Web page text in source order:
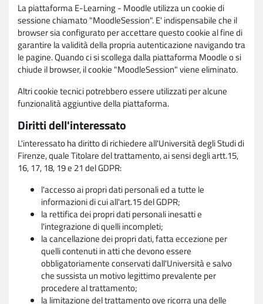
La piattaforma E-Learning - Moodle utilizza un cookie di
sessione chiamato "MoodleSession". E' indispensabile che il
browser sia configurato per accettare questo cookie al fine di
garantire la validità della propria autenticazione navigando tra
le pagine. Quando ci si scollega dalla piattaforma Moodle o si
chiude il browser, il cookie "MoodleSession" viene eliminato.
Altri cookie tecnici potrebbero essere utilizzati per alcune
funzionalità aggiuntive della piattaforma.
Diritti dell'interessato
L'interessato ha diritto di richiedere all'Università degli Studi di
Firenze, quale Titolare del trattamento, ai sensi degli artt.15,
16, 17, 18, 19 e 21 del GDPR:
l'accesso ai propri dati personali ed a tutte le
informazioni di cui all'art.15 del GDPR;
la rettifica dei propri dati personali inesatti e
l'integrazione di quelli incompleti;
la cancellazione dei propri dati, fatta eccezione per
quelli contenuti in atti che devono essere
obbligatoriamente conservati dall'Università e salvo
che sussista un motivo legittimo prevalente per
procedere al trattamento;
la limitazione del trattamento ove ricorra una delle